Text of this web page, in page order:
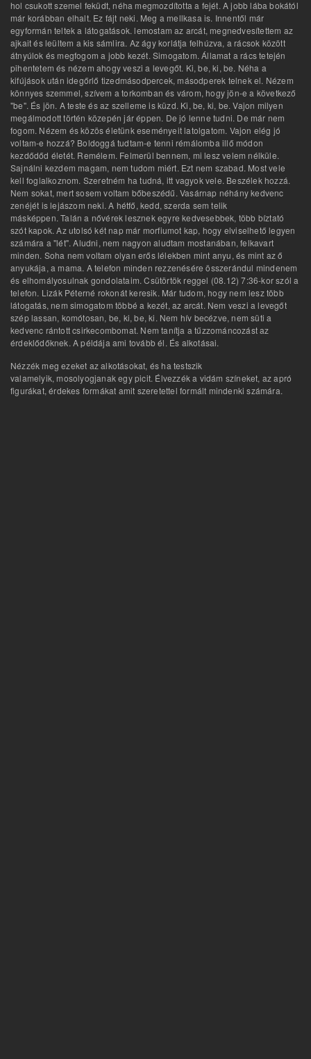
hol csukott szemel feküdt, néha megmozdította a fejét. A jobb lába bokától
már korábban elhalt. Ez fájt neki. Meg a mellkasa is. Innentől már
egyformán teltek a látogatások. lemostam az arcát, megnedvesítettem az
ajkait és leültem a kis sámlira. Az ágy korlátja felhúzva, a rácsok között
átnyúlok és megfogom a jobb kezét. Simogatom. Államat a rács tetején
pihentetem és nézem ahogy veszi a levegőt. Ki, be, ki, be. Néha a
kifújások után idegőrlő tizedmásodpercek, másodperek telnek el. Nézem
könnyes szemmel, szívem a torkomban és várom, hogy jön-e a következő
"be". És jön. A teste és az szelleme is küzd. Ki, be, ki, be. Vajon milyen
megálmodott történ közepén jár éppen. De jó lenne tudni. De már nem
fogom. Nézem és közös életünk eseményeit latolgatom. Vajon elég jó
voltam-e hozzá? Boldoggá tudtam-e tenni rémálomba illő módon
kezdődőd életét. Remélem. Felmerül bennem, mi lesz velem nélküle.
Sajnálni kezdem magam, nem tudom miért. Ezt nem szabad. Most vele
kell foglalkoznom. Szeretném ha tudná, itt vagyok vele. Beszélek hozzá.
Nem sokat, mert sosem voltam bőbeszédű. Vasárnap néhány kedvenc
zenéjét is lejászom neki. A hétfő, kedd, szerda sem telik
másképpen. Talán a nővérek lesznek egyre kedvesebbek, több bíztató
szót kapok. Az utolsó két nap már morfiumot kap, hogy elviselhető legyen
számára a "lét". Aludni, nem nagyon aludtam mostanában, felkavart
minden. Soha nem voltam olyan erős lélekben mint anyu, és mint az ő
anyukája, a mama. A telefon minden rezzenésére összerándul mindenem
és elhomályosulnak gondolataim. Csütörtök reggel (08.12) 7:36-kor szól a
telefon. Lizák Péterné rokonát keresik. Már tudom, hogy nem lesz több
látogatás, nem simogatom többé a kezét, az arcát. Nem veszi a levegőt
szép lassan, komótosan, be, ki, be, ki. Nem hív becézve, nem süti a
kedvenc rántott csirkecombomat. Nem tanítja a tűzzománcozást az
érdeklődőknek. A példája ami tovább él. És alkotásai.
Nézzék meg ezeket az alkotásokat, és ha testszik
valamelyik, mosolyogjanak egy picit. Élvezzék a vidám színeket, az apró
figurákat, érdekes formákat amit szeretettel formált mindenki számára.